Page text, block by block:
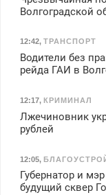
Волгоградской
12:42, ТРАНСПОРТ
Водители без
рейда ГАИ в
12:17, КРИМИНАЛ
Лжечиновник
рублей
12:05,
Губернатор и
будущий сквер